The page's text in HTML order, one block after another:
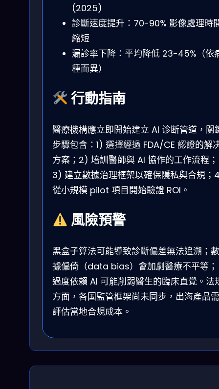
(2025)
診斷速度提升：70-90% 影像處理時
縮短
漏診率下降：平均降低 23-45%（依
種而異）
行動指南
醫療機構應立即開始建立 AI 诊断管道，關
步驟包含：1) 選擇經過 FDA/CE 認證的解
方案；2) 培訓醫師與 AI 協作的工作流程；
3) 建立數據治理框架以確保隱私與合規；
從小規模 pilot 項目開始驗證 ROI。
風險預警
黑盒子算法可能導致診斷偏差無法追溯；數
據偏倚（data bias）會加劇醫療不平等；
過度依賴 AI 可能削弱醫生的臨床直覺。法
方面，各国監管框架尚未同步，出海產品需
評估當地合規成本。